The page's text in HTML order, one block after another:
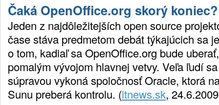
Čaká OpenOffice.org skorý koniec?
Jeden z najdôležitejších open source
čase stáva predmetom debát týkajúcich sa
o tom, kadiaľ sa OpenOffice.org bude
pomalým vývojom hlavnej vetvy. Veľa ľudí
súpravou vykoná spoločnosť Oracle, ktorá
Sunu preberá kontrolu. (itnews.sk,